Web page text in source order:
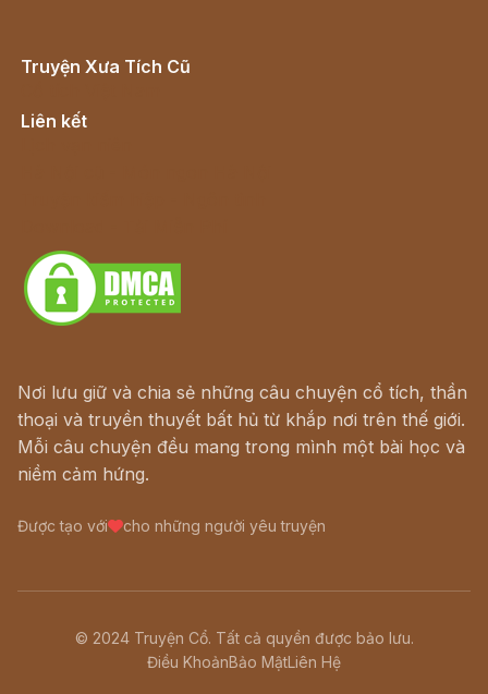
Truyện Xưa Tích Cũ
Liên kết
Nơi lưu giữ và chia sẻ những câu chuyện cổ tích, thần
thoại và truyền thuyết bất hủ từ khắp nơi trên thế giới.
Mỗi câu chuyện đều mang trong mình một bài học và
niềm cảm hứng.
Được tạo với cho những người yêu truyện
© 2024 Truyện Cổ. Tất cả quyền được bảo lưu.
Điều KhoảnBảo MậtLiên Hệ